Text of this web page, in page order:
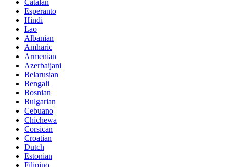
Esperanto
Hindi
Lao
Albanian
Amharic
Armenian
Azerbaijani
Belarusian
Bengali
Bosnian
Bulgarian
Cebuano
Chichewa
Corsican
Croatian
Dutch
Estonian
Filipino